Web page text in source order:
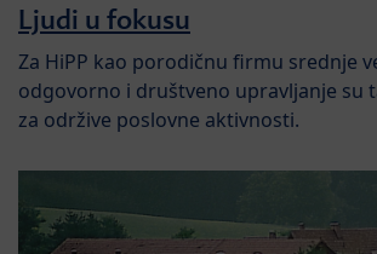
Ljudi u fokusu
Za HiPP kao porodičnu firmu srednje
odgovorno i društveno upravljanje su
za održive poslovne aktivnosti.